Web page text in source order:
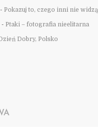
- Pokazuj to, czego inni nie widzą
- Ptaki – fotografia nieelitarna
Dobry, Polsko